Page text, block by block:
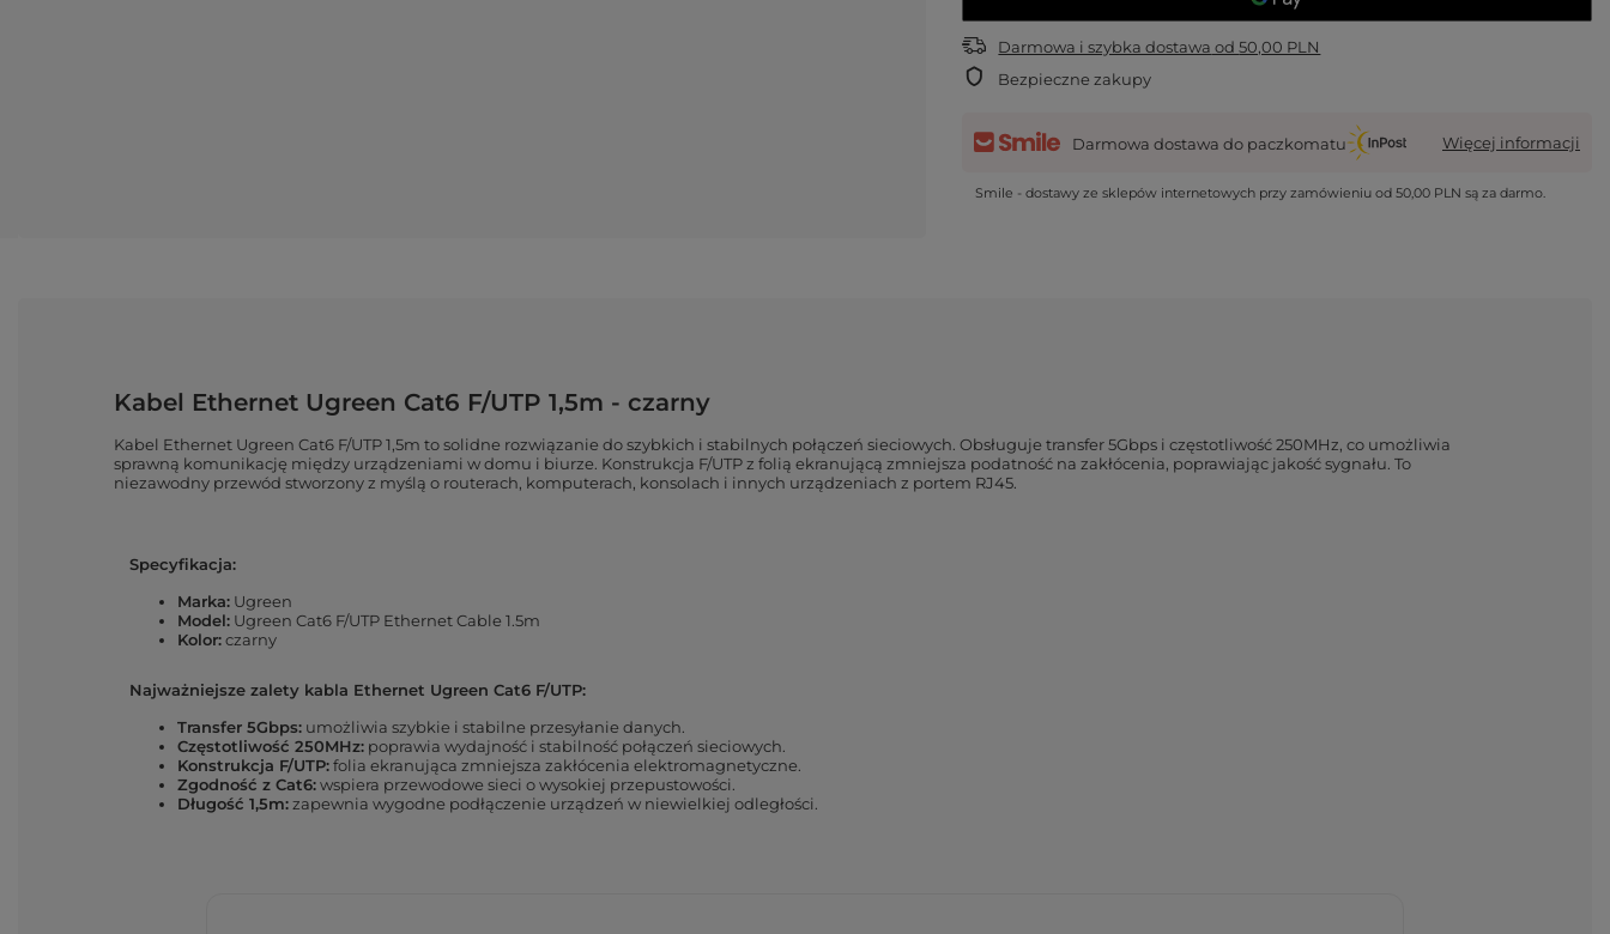
Darmowa i szybka dostawa od50,00 PLN
Bezpieczne zakupy
Darmowa dostawa do paczkomatu Więcej informacji
Smile - dostawy ze sklepów internetowych przy zamówieniu od50,00 PLN są za darmo.
Kabel Ethernet Ugreen Cat6 F/UTP 1,5m - czarny
Kabel Ethernet Ugreen Cat6 F/UTP 1,5m to solidne rozwiązanie do szybkich i stabilnych połączeń sieciowych. Obsługuje transfer 5Gbps i częstotliwość 250MHz, co umożliwia
sprawną komunikację między urządzeniami w domu i biurze. Konstrukcja F/UTP z folią ekranującą zmniejsza podatność na zakłócenia, poprawiając jakość sygnału. To
niezawodny przewód stworzony z myślą o routerach, komputerach, konsolach i innych urządzeniach z portem RJ45.
Specyfikacja:
Marka: Ugreen
Model: Ugreen Cat6 F/UTP Ethernet Cable 1.5m
Kolor:czarny
Najważniejsze zalety kabla Ethernet Ugreen Cat6 F/UTP:
Transfer 5Gbps: umożliwia szybkie i stabilne przesyłanie danych.
Częstotliwość 250MHz: poprawia wydajność i stabilność połączeń sieciowych.
Konstrukcja F/UTP:folia ekranująca zmniejsza zakłócenia elektromagnetyczne.
Zgodność z Cat6:wspiera przewodowe sieci o wysokiej przepustowości.
Długość 1,5m:zapewnia wygodne podłączenie urządzeń w niewielkiej odległości.